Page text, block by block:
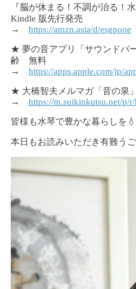
『脳が休まる！不調が治る！
Kindle 版先行発売
→ https://amzn.asia/d/esgpooe
★ 夢の音アプリ「サウンドパ
齢 無料
→ https://apps.apple.com/jp/
★ 大橋智夫メルマガ「音の泉
→ https://m.suikinkutsu.net/p/r/
皆様も水琴で豊かな暮らしを
本日もお読みいただき有難うご